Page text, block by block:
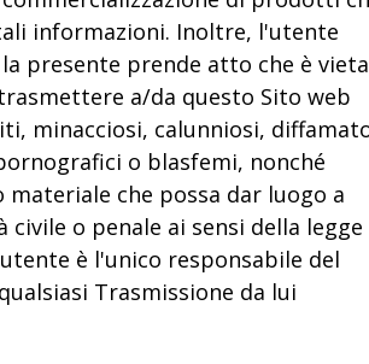
informazioni. Inoltre, l'utente
presente prende atto che è
a/da questo Sito web
minacciosi, calunniosi,
o blasfemi, nonché
materiale che possa dar luogo a
civile o penale ai sensi della legge
è l'unico responsabile del
Trasmissione da lui